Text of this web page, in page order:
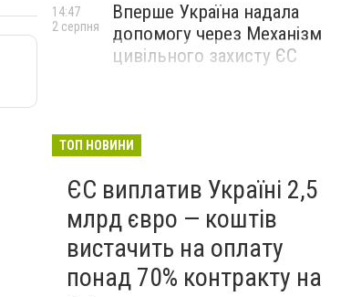
Вперше Україна надала
допомогу через Механізм
цивільного захисту ЄС
14:47
2 серпня
ТОП НОВИНИ
ЄС виплатив Україні 2,5
млрд євро — коштів
вистачить на оплату
понад 70% контракту на